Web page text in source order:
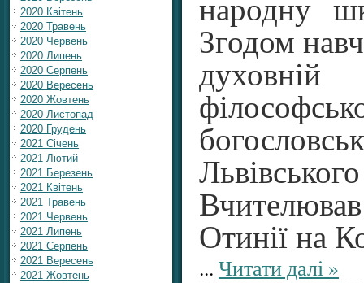
2020 Квітень
2020 Травень
2020 Червень
2020 Липень
2020 Серпень
2020 Вересень
2020 Жовтень
2020 Листопад
2020 Грудень
2021 Січень
2021 Лютий
2021 Березень
2021 Квітень
2021 Травень
2021 Червень
2021 Липень
2021 Серпень
2021 Вересень
2021 Жовтень
народну
Згодом
Отинії на
... Читати далі »